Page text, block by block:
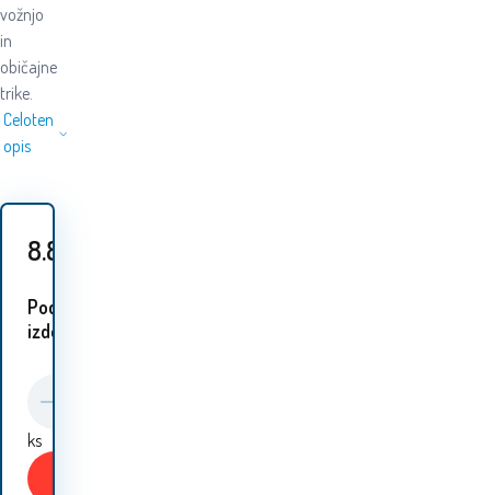
vožnjo
in
običajne
trike.
Celoten
opis
8.80
Podobni
izdelki:
ks